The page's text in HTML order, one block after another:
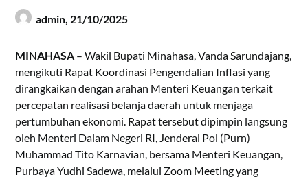
admin, 21/10/2025
MINAHASA – Wakil Bupati Minahasa, Vanda Sarundajang,
mengikuti Rapat Koordinasi Pengendalian Inflasi yang
dirangkaikan dengan arahan Menteri Keuangan terkait
percepatan realisasi belanja daerah untuk menjaga
pertumbuhan ekonomi. Rapat tersebut dipimpin langsung
oleh Menteri Dalam Negeri RI, Jenderal Pol (Purn)
Muhammad Tito Karnavian, bersama Menteri Keuangan,
Purbaya Yudhi Sadewa, melalui Zoom Meeting yang